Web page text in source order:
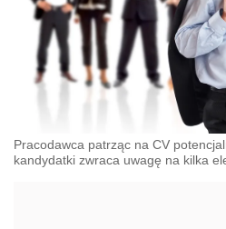
Pracodawca patrząc na CV
kandydatki zwraca uwagę na kilka